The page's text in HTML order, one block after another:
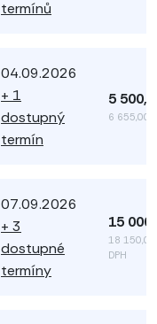
termínů
04.09.2026
+ 1
dostupný
termín
5
6 655,00
07.09.2026
+ 3
dostupné
termíny
15
18
DPH